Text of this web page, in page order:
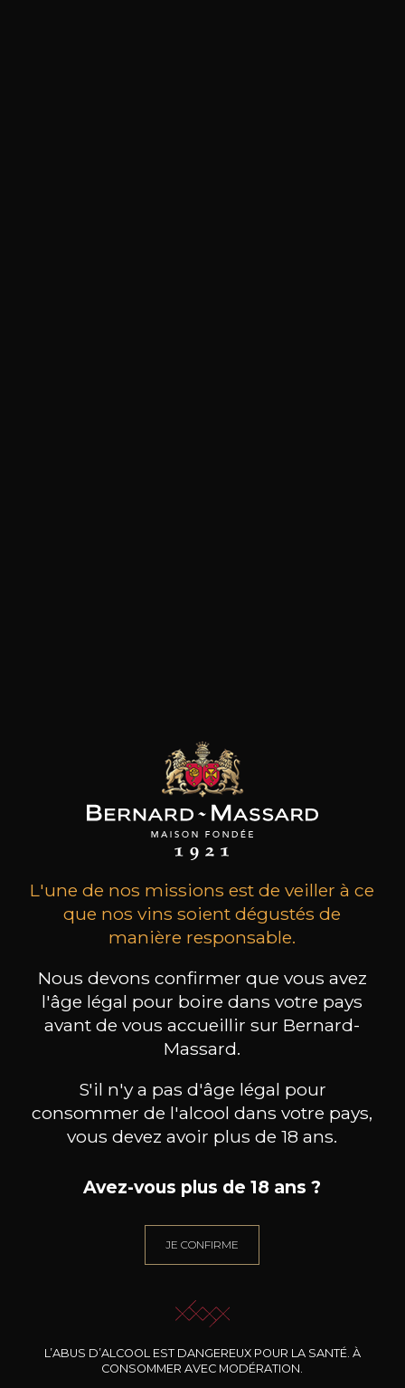
L'une de nos missions est de veiller à ce
que nos vins soient dégustés de
manière responsable.
Nous devons confirmer que vous avez
l'âge légal pour boire dans votre pays
avant de vous accueillir sur Bernard-
Massard.
S'il n'y a pas d'âge légal pour
consommer de l'alcool dans votre pays,
vous devez avoir plus de 18 ans.
Avez-vous plus de 18 ans ?
JE CONFIRME
L’ABUS D’ALCOOL EST DANGEREUX POUR LA SANTÉ. À
CONSOMMER AVEC MODÉRATION.